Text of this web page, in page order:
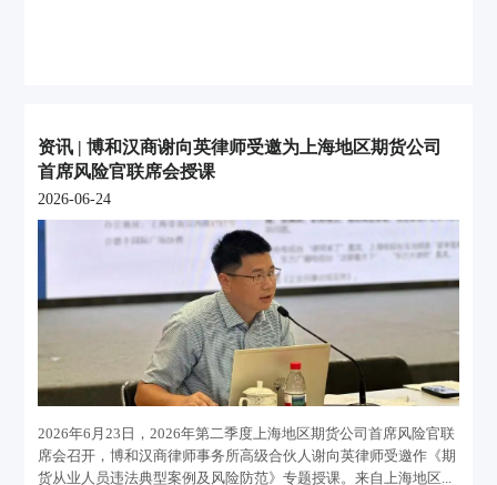
资讯 | 博和汉商谢向英律师受邀为上海地区期货公司
首席风险官联席会授课
2026-06-24
2026年6月23日，2026年第二季度上海地区期货公司首席风险官联
席会召开，博和汉商律师事务所高级合伙人谢向英律师受邀作《期
货从业人员违法典型案例及风险防范》专题授课。来自上海地区...